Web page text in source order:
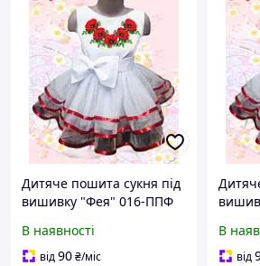
Дитяче пошита сукня під
вишивку "Фея" 016-ППФ
В наявності
від90₴/міс
В
від